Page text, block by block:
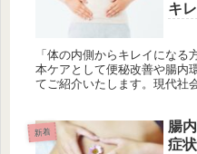
キ
「体の内側からキレイにな
本ケアとして便秘改善や腸内
てご紹介いたします。現代社
新着
腸
症